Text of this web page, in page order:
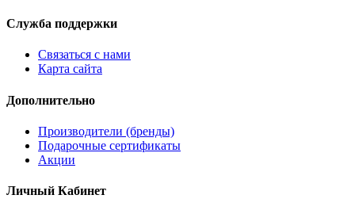
Служба поддержки
Связаться с нами
Карта сайта
Дополнительно
Производители (бренды)
Подарочные сертификаты
Акции
Личный Кабинет